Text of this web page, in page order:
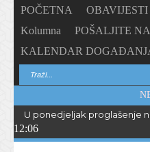
POČETNA OBAVIJESTI
Kolumna
POŠALJITE
KALENDAR
U ponedjeljak proglašenje
12:06